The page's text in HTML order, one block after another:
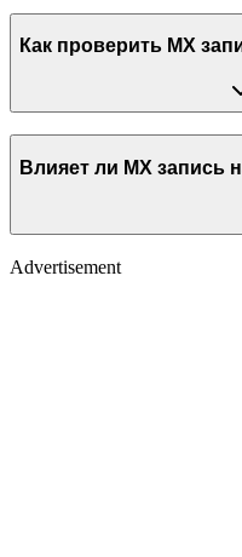
Как проверить MX
Влияет ли MX запись
Advertisement